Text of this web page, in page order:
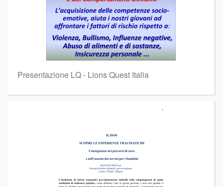
Presentazione LQ - Lions Quest Italia